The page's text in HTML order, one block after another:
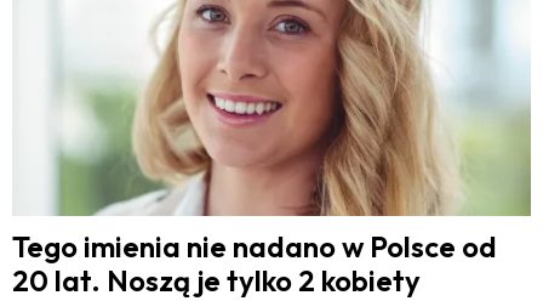
Tego imienia nie nadano w Polsce od
20 lat. Noszą je tylko 2 kobiety